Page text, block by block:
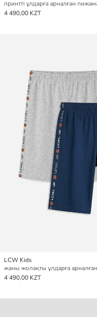
4 490,00 KZT
LCW Kids
4 490,00 KZT